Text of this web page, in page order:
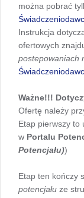
można pobrać
Instrukcja
ofertowych
postepowaniach
Ważne!!!
Ofertę należy
Etap pierwszy to
w Portalu
Potencjału))
Etap ten kończy
potencjału ze